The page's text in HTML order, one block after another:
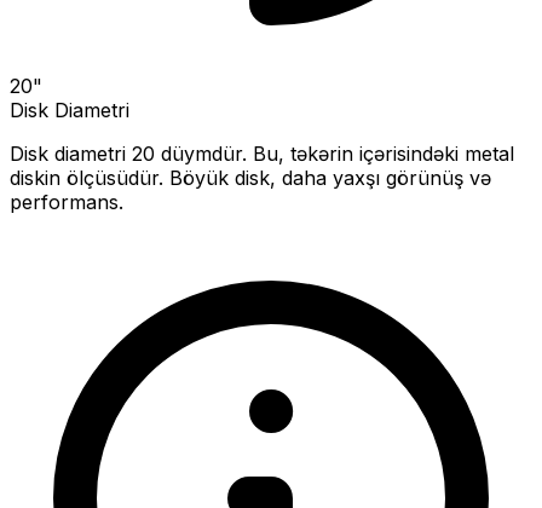
20"
Disk Diametri
Disk diametri 20 düymdür. Bu, təkərin içərisindəki metal
diskin ölçüsüdür. Böyük disk, daha yaxşı görünüş və
performans.